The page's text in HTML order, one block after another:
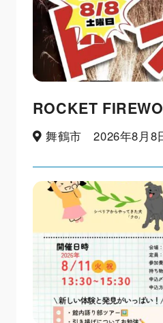
ROCKET
舞鶴市 2026年8月8